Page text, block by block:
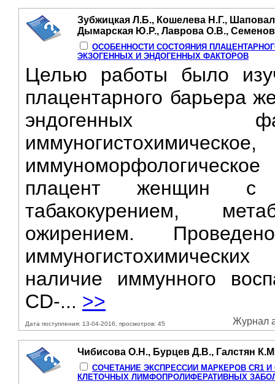
Зубжицкая Л.Б., Кошелева Н.Г.,
Дымарская Ю.Р., Лаврова О.В.,
ОСОБЕННОСТИ СОСТОЯНИЯ
ЭКЗОГЕННЫХ И ЭНДОГЕННЫХ ФАКТОРОВ
Целью работы было
плацентарного барьера
эндогенных
плацент женщин с
табакокурением,
ожирением.
наличие иммунного
CD-... >>
Дата поступления: 13-04-2016, просмотров: 45 Журнал
Чибисова О.Н., Бурцев Д.В., Галстян
СОЧЕТАНИЕ ЭКСПРЕССИИ МАРКЕРОВ CR1 И
КЛЕТОЧНЫХ ЛИМФОПРОЛИФЕРАТИВНЫХ